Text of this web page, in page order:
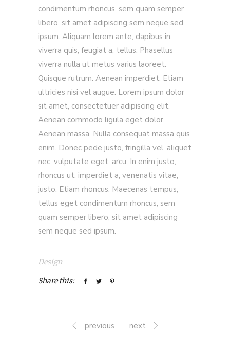
condimentum rhoncus, sem quam semper
libero, sit amet adipiscing sem neque sed
ipsum. Aliquam lorem ante, dapibus in,
viverra quis, feugiat a, tellus. Phasellus
viverra nulla ut metus varius laoreet.
Quisque rutrum. Aenean imperdiet. Etiam
ultricies nisi vel augue. Lorem ipsum dolor
sit amet, consectetuer adipiscing elit.
Aenean commodo ligula eget dolor.
Aenean massa. Nulla consequat massa quis
enim. Donec pede justo, fringilla vel, aliquet
nec, vulputate eget, arcu. In enim justo,
rhoncus ut, imperdiet a, venenatis vitae,
justo. Etiam rhoncus. Maecenas tempus,
tellus eget condimentum rhoncus, sem
quam semper libero, sit amet adipiscing
sem neque sed ipsum.
Design
Share this:
previous next